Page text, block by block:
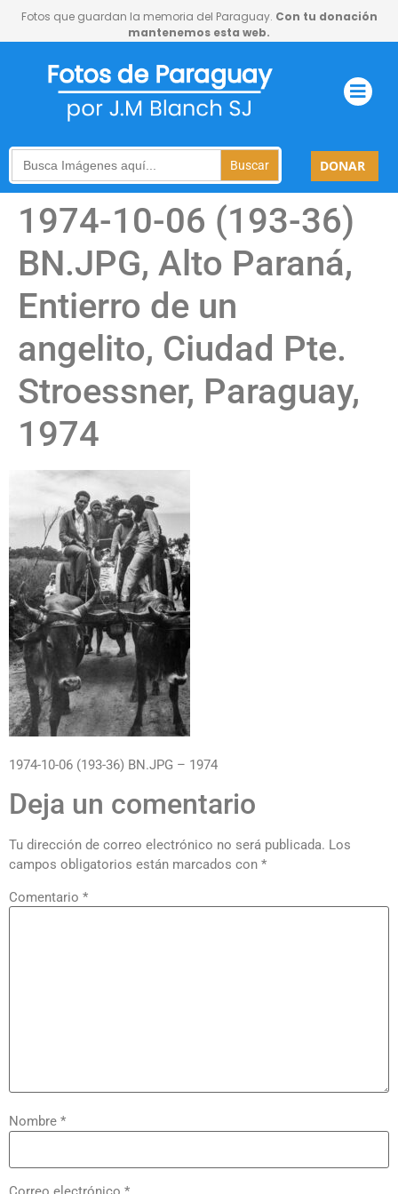
Fotos que guardan la memoria del Paraguay. Con tu donación
mantenemos esta web.
Search
for:
DONAR
1974-10-06 (193-36)
BN.JPG, Alto Paraná,
Entierro de un
angelito, Ciudad Pte.
Stroessner, Paraguay,
1974
1974-10-06 (193-36) BN.JPG – 1974
Deja un comentario
Tu dirección de correo electrónico no será publicada. Los
campos obligatorios están marcados con *
Comentario *
Nombre *